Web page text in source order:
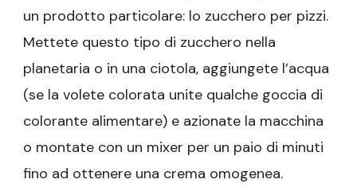
un prodotto particolare: lo zucchero per pizzi.
Mettete questo tipo di zucchero nella
planetaria o in una ciotola, aggiungete l’acqua
(se la volete colorata unite qualche goccia di
colorante alimentare) e azionate la macchina
o montate con un mixer per un paio di minuti
fino ad ottenere una crema omogenea.